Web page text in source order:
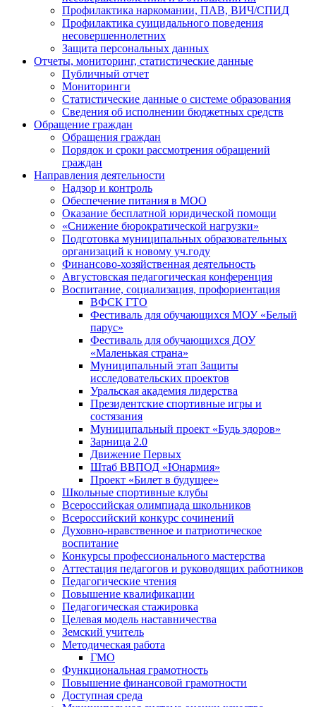
Профилактика наркомании, ПАВ, ВИЧ/СПИД
Профилактика суицидального поведения
несовершеннолетних
Защита персональных данных
Отчеты, мониторинг, статистические данные
Публичный отчет
Мониторинги
Статистические данные о системе образования
Сведения об исполнении бюджетных средств
Обращение граждан
Обращения граждан
Порядок и сроки рассмотрения обращений
граждан
Направления деятельности
Надзор и контроль
Обеспечение питания в МОО
Оказание бесплатной юридической помощи
«Снижение бюрократической нагрузки»
Подготовка муниципальных образовательных
организаций к новому уч.году
Финансово-хозяйственная деятельность
Августовская педагогическая конференция
Воспитание, социализация, профориентация
ВФСК ГТО
Фестиваль для обучающихся МОУ «Белый
парус»
Фестиваль для обучающихся ДОУ
«Маленькая страна»
Муниципальный этап Защиты
исследовательских проектов
Уральская академия лидерства
Президентские спортивные игры и
состязания
Муниципальный проект «Будь здоров»
Зарница 2.0
Движение Первых
Штаб ВВПОД «Юнармия»
Проект «Билет в будущее»
Школьные спортивные клубы
Всероссийская олимпиада школьников
Всероссийский конкурс сочинений
Духовно-нравственное и патриотическое
воспитание
Конкурсы профессионального мастерства
Аттестация педагогов и руководящих работников
Педагогические чтения
Повышение квалификации
Педагогическая стажировка
Целевая модель наставничества
Земский учитель
Методическая работа
ГМО
Функциональная грамотность
Повышение финансовой грамотности
Доступная среда